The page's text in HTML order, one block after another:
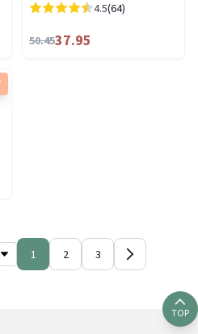
4.5(64)
50.4537.95
1 2 3
TOP